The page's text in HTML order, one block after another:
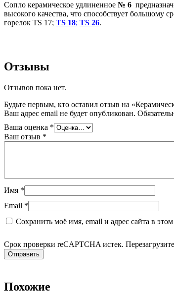
Сопло керамическое удлиненное № 6
высокого качества, что способствует большому
горелок TS 17; TS 18; TS 26.
Отзывы
Отзывов пока нет.
Будьте первым, кто оставил отзыв на
Ваш адрес email не будет опубликован.
Ваша оценка *
Ваш отзыв *
Имя *
Email *
Сохранить моё имя, email и адрес сайта в
Срок проверки reCAPTCHA истек.
Похожие